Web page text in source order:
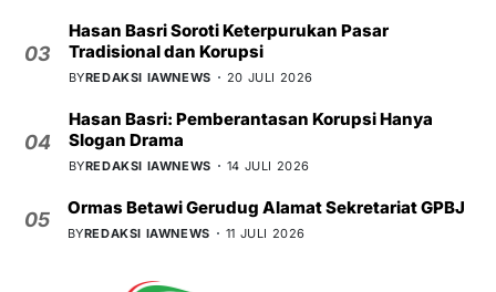
03
Hasan Basri Soroti Keterpurukan Pasar
Tradisional dan Korupsi
BYREDAKSI IAWNEWS 20 JULI 2026
04
Hasan Basri: Pemberantasan Korupsi Hanya
Slogan Drama
BYREDAKSI IAWNEWS 14 JULI 2026
05
Ormas Betawi Gerudug Alamat Sekretariat GPBJ
BYREDAKSI IAWNEWS 11 JULI 2026